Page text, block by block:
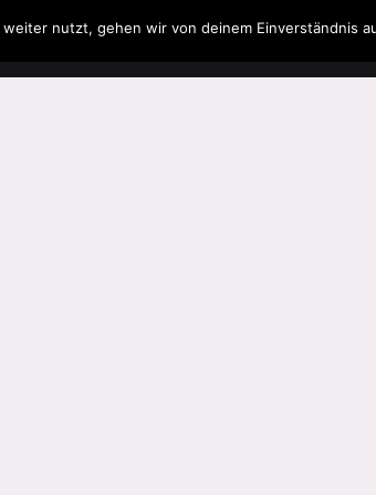
& Serien Musik Spielzeug Literatur
nutzt, gehen wir von deinem Einverständnis